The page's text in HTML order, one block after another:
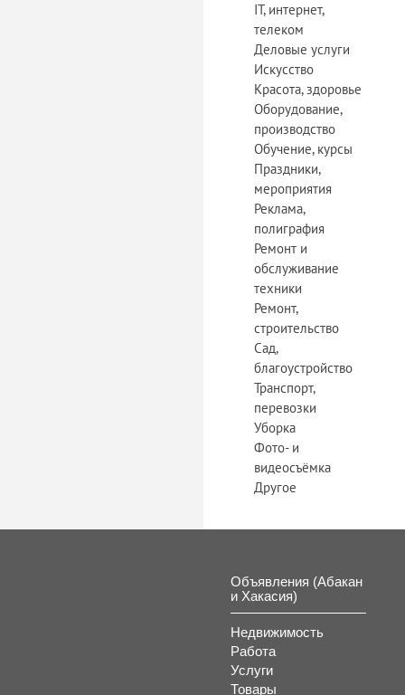
IT, интернет,
телеком
Деловые услуги
Искусство
Красота, здоровье
Оборудование,
производство
Обучение, курсы
Праздники,
мероприятия
Реклама,
полиграфия
Ремонт и
обслуживание
техники
Ремонт,
строительство
Сад,
благоустройство
Транспорт,
перевозки
Уборка
Фото- и
видеосъёмка
Другое
Объявления (Абакан
и Хакасия)
Недвижимость
Работа
Услуги
Товары